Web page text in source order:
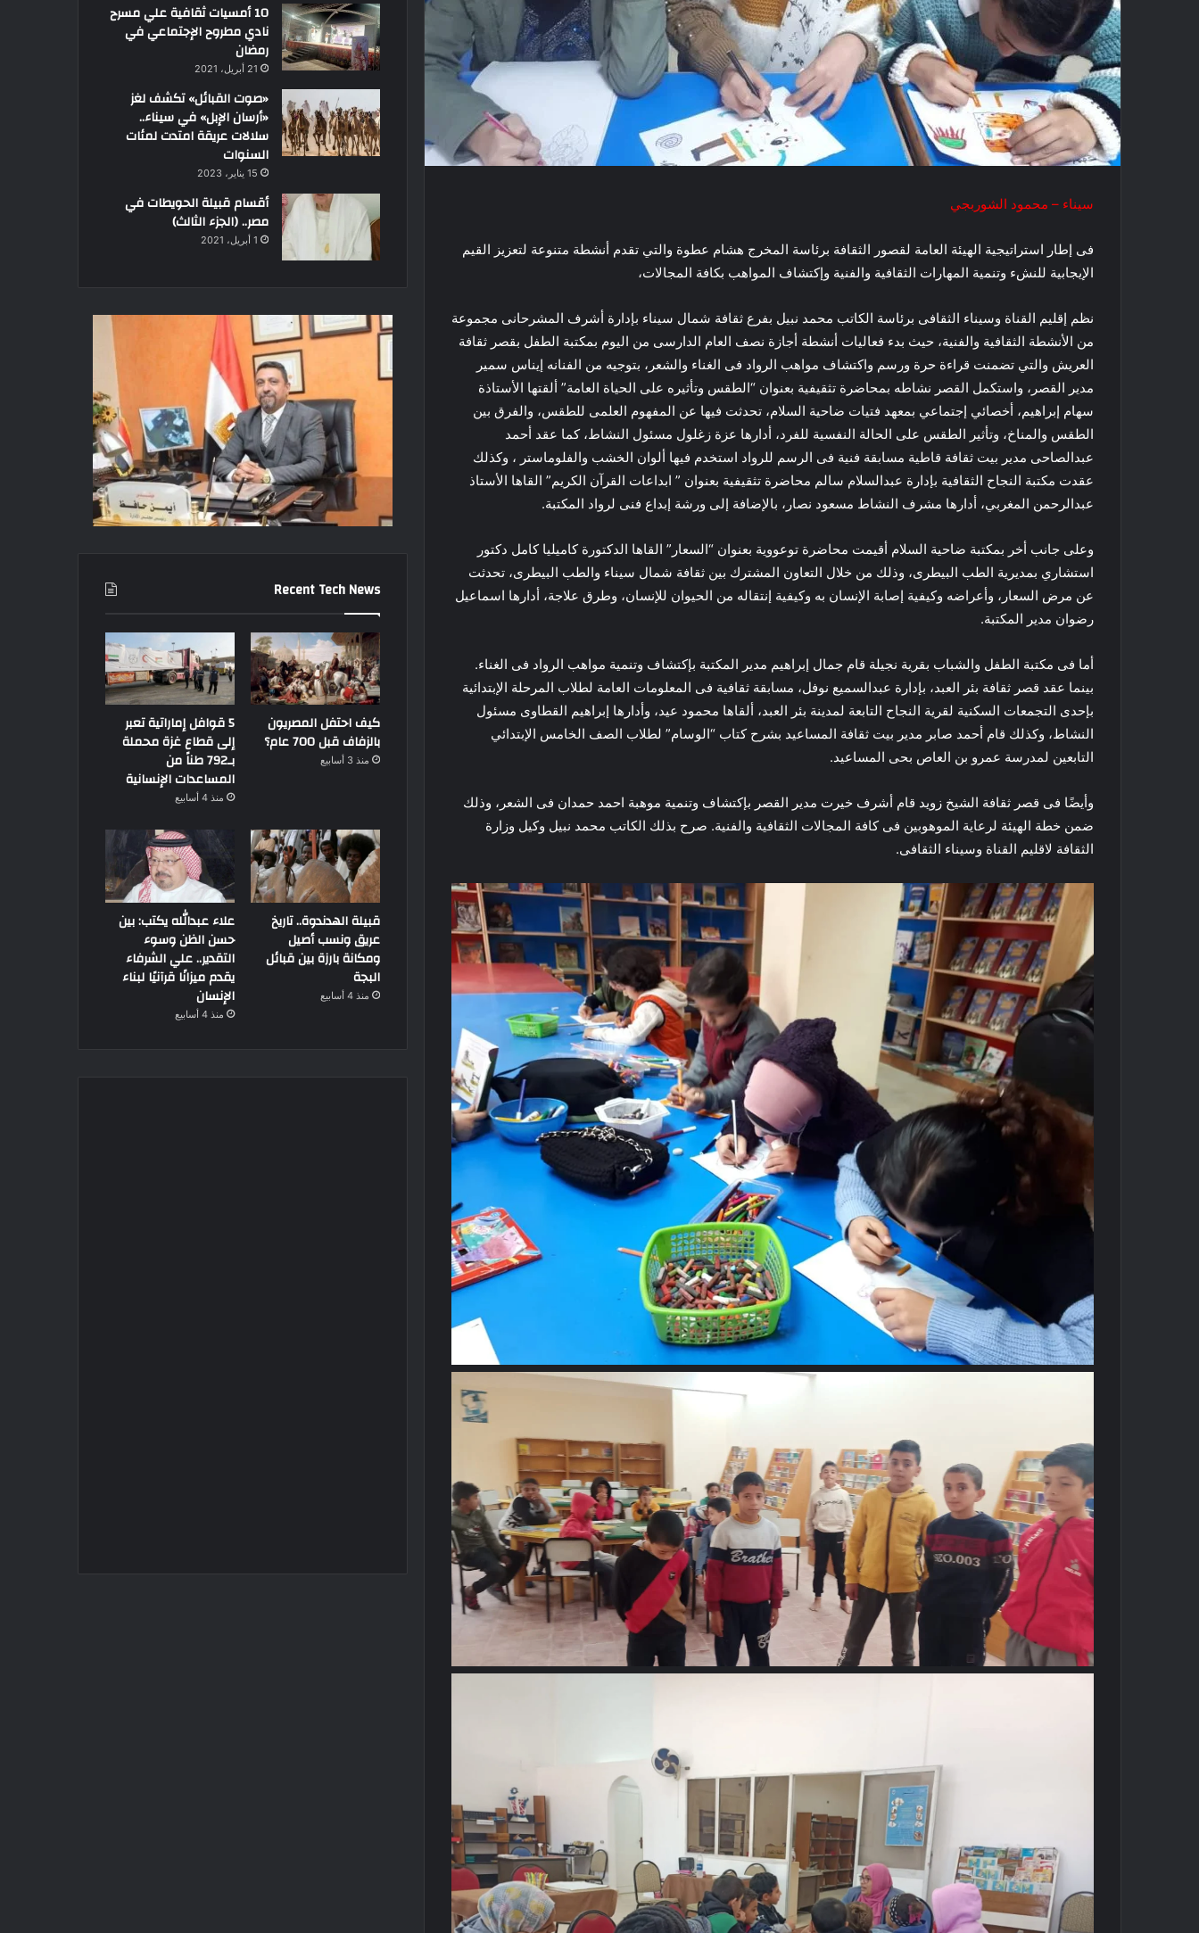
سيناء – محمود الشوربجي
فى إطار استراتيجية الهيئة العامة لقصور الثقافة برئاسة المخرج هشام عطوة والتي تقدم أنشطة متنوعة لتعزيز القيم
الإيجابية للنشء وتنمية المهارات الثقافية والفنية وإكتشاف المواهب بكافة المجالات،
نظم إقليم القناة وسيناء الثقافى برئاسة الكاتب محمد نبيل بفرع ثقافة شمال سيناء بإدارة أشرف المشرحانى مجموعة
من الأنشطة الثقافية والفنية، حيث بدء فعاليات أنشطة أجازة نصف العام الدارسى من اليوم بمكتبة الطفل بقصر ثقافة
العريش والتي تضمنت قراءة حرة ورسم واكتشاف مواهب الرواد فى الغناء والشعر، بتوجيه من الفنانه إيناس سمير
مدير القصر، واستكمل القصر نشاطه بمحاضرة تثقيفية بعنوان “الطقس وتأثيره على الحياة العامة” ألقتها الأستاذة
سهام إبراهيم، أخصائي إجتماعي بمعهد فتيات ضاحية السلام، تحدثت فيها عن المفهوم العلمى للطقس، والفرق بين
الطقس والمناخ، وتأثير الطقس على الحالة النفسية للفرد، أدارها عزة زغلول مسئول النشاط، كما عقد أحمد
عبدالصاحى مدير بيت ثقافة قاطية مسابقة فنية فى الرسم للرواد استخدم فيها ألوان الخشب والفلوماستر ، وكذلك
عقدت مكتبة النجاح الثقافية بإدارة عبدالسلام سالم محاضرة تثقيفية بعنوان ” ابداعات القرآن الكريم” القاها الأستاذ
عبدالرحمن المغربي، أدارها مشرف النشاط مسعود نصار، بالإضافة إلى ورشة إبداع فنى لرواد المكتبة.
وعلى جانب أخر بمكتبة ضاحية السلام أقيمت محاضرة توعووية بعنوان “السعار” القاها الدكتورة كاميليا كامل دكتور
استشاري بمديرية الطب البيطرى، وذلك من خلال التعاون المشترك بين ثقافة شمال سيناء والطب البيطرى، تحدثت
عن مرض السعار، وأعراضه وكيفية إصابة الإنسان به وكيفية إنتقاله من الحيوان للإنسان، وطرق علاجة، أدارها اسماعيل
رضوان مدير المكتبة.
أما فى مكتبة الطفل والشباب بقرية نجيلة قام جمال إبراهيم مدير المكتبة بإكتشاف وتنمية مواهب الرواد فى الغناء.
بينما عقد قصر ثقافة بئر العبد، بإدارة عبدالسميع نوفل، مسابقة ثقافية فى المعلومات العامة لطلاب المرحلة الإبتدائية
بإحدى التجمعات السكنية لقرية النجاح التابعة لمدينة بئر العبد، ألقاها محمود عيد، وأدارها إبراهيم القطاوى مسئول
النشاط، وكذلك قام أحمد صابر مدير بيت ثقافة المساعيد بشرح كتاب “الوسام” لطلاب الصف الخامس الإبتدائي
التابعين لمدرسة عمرو بن العاص بحى المساعيد.
وأيضًا فى قصر ثقافة الشيخ زويد قام أشرف خيرت مدير القصر بإكتشاف وتنمية موهبة احمد حمدان فى الشعر، وذلك
ضمن خطة الهيئة لرعاية الموهوبين فى كافة المجالات الثقافية والفنية. صرح بذلك الكاتب محمد نبيل وكيل وزارة
الثقافة لاقليم القناة وسيناء الثقافى.
10 أمسيات ثقافية علي مسرح
نادي مطروح الإجتماعي في
رمضان
21 أبريل، 2021
«صوت القبائل» تكشف لغز
«أرسان الإبل» في سيناء..
سلالات عريقة امتدت لمئات
السنوات
15 يناير، 2023
أقسام قبيلة الحويطات في
مصر.. (الجزء الثالث)
1 أبريل، 2021
Recent Tech News
كيف احتفل المصريون
بالزفاف قبل 700 عام؟
منذ 3 أسابيع
5 قوافل إماراتية تعبر
إلى قطاع غزة محملة
بـ792 طناً من
المساعدات الإنسانية
منذ 4 أسابيع
قبيلة الهدندوة.. تاريخ
عريق ونسب أصيل
ومكانة بارزة بين قبائل
البجة
منذ 4 أسابيع
علاء عبدالله يكتب: بين
حسن الظن وسوء
التقدير.. علي الشرفاء
يقدم ميزانًا قرآنيًا لبناء
الإنسان
منذ 4 أسابيع